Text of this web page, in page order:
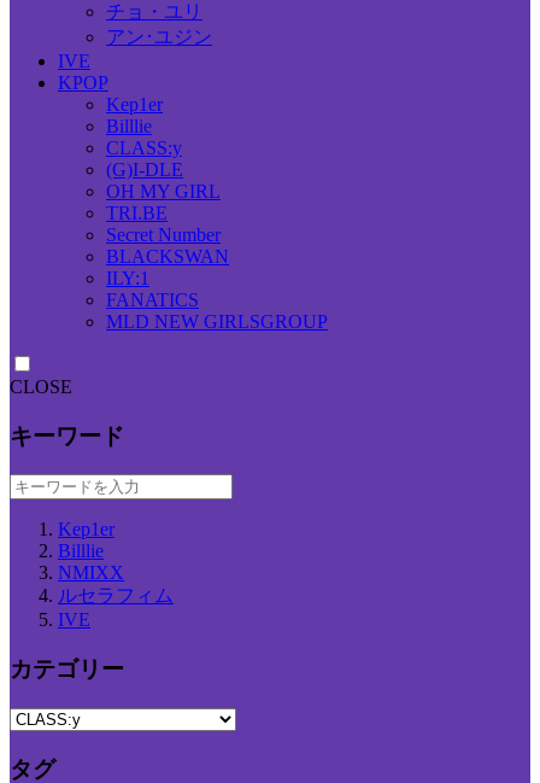
チョ・ユリ
アン･ユジン
IVE
KPOP
Kep1er
Billlie
CLASS:y
(G)I-DLE
OH MY GIRL
TRI.BE
Secret Number
BLACKSWAN
ILY:1
FANATICS
MLD NEW GIRLSGROUP
CLOSE
キーワード
Kep1er
Billlie
NMIXX
ルセラフィム
IVE
カテゴリー
タグ